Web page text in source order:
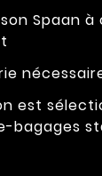
Spaan à
est
bagages